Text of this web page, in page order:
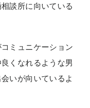
談所に向いている
ミュニケーション
くなれるような男
いが向いているよ